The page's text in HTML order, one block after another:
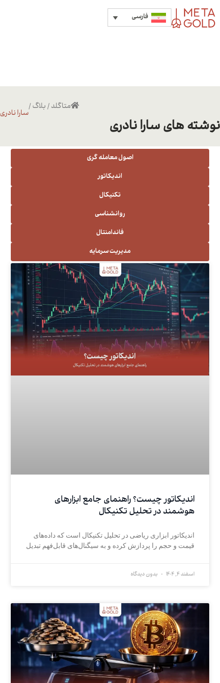
فارسی
سارا نادری
متاگلد /بلاگ /
نوشته های سارا نادری
مدیریت سرمایه
فاندامنتال
روانشناسی
تکنیکال
اندیکاتور
اصول معامله گری
اندیکاتور چیست؟ راهنمای جامع ابزارهای
هوشمند در تحلیل تکنیکال
اندیکاتور ابزاری ریاضی در تحلیل تکنیکال است که داده‌های
قیمت و حجم را پردازش کرده و به سیگنال‌های قابل‌فهم تبدیل
اسفند 4, 1404 بدون دیدگاه